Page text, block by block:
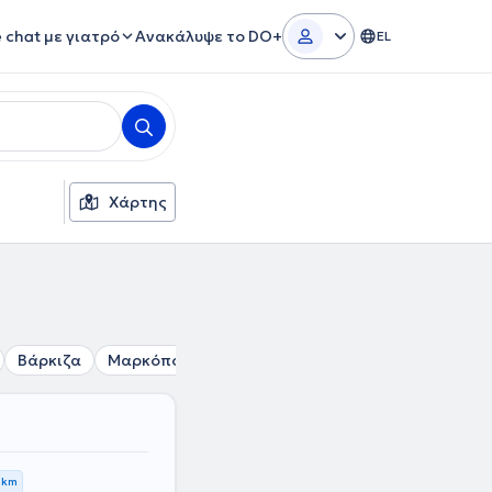
chat με γιατρό Ανακάλυψε το DO+ EL
Χάρτης
Βάρκιζα Μαρκόπουλο